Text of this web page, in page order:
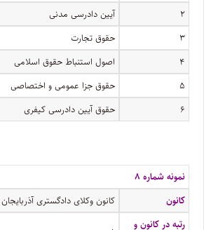
۲
آیین دادرسی مدنی
۳
حقوق تجارت
۴
اصول استنباط حقوق اسلامی
۵
حقوق جزا عمومی و اختصاصی
۶
حقوق آیین دادرسی کیفری
نمونه شماره ۸
کانون
کانون وکلای دادگستری
رتبه در کانون و